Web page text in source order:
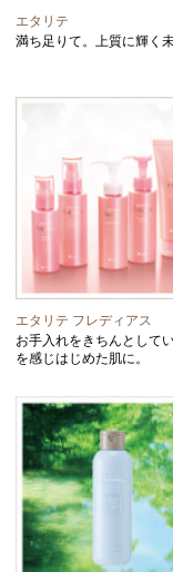
エタリテ
満ち足りて。上質に輝く未
エタリテ フレディアス
お手入れをきちんとして
を感じはじめた肌に。